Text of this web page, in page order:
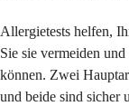
Allergietests helfen,
Sie sie vermeiden
können. Zwei
und beide sind sicher